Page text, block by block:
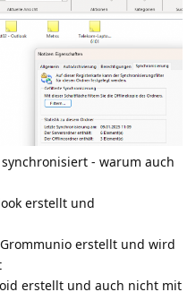
- warum auch
erstellt und
erstellt und wird
erstellt und auch nicht mit